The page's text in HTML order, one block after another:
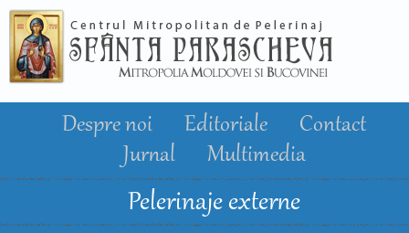
conţinutul
principal
Despre noi Editoriale
Contact
Jurnal
Multimedia
Pelerinaje externe